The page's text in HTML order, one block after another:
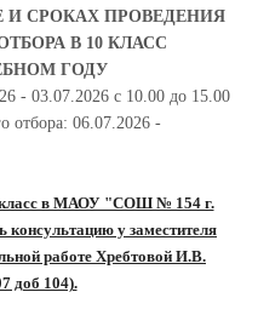
СРОКАХ ПРОВЕДЕНИЯ
В 10 КЛАСС
ГОДУ
- 03.07.2026 с 10.00 до 15.00
отбора: 06.07.2026 -
класс в МАОУ "СОШ № 154 г.
у заместителя
работе Хребтовой И.В.
доб 104).